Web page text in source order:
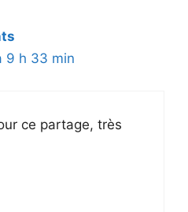
9 h 33 min
ce partage, très